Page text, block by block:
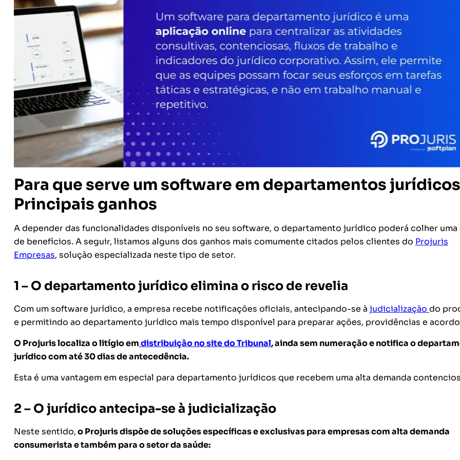
Para que serve um software em departamentos
Principais ganhos
A depender das funcionalidades disponíveis no seu software, o departamento jurídico poderá colher uma
de benefícios. A seguir, listamos alguns dos ganhos mais comumente citados pelos clientes do Projuris
Empresas, solução especializada neste tipo de setor.
1 – O departamento jurídico elimina o risco de revelia
Com um software jurídico, a empresa recebe notificações oficiais, antecipando-se à judicialização do
e permitindo ao departamento jurídico mais tempo disponível para preparar ações, providências e
O Projuris localiza o litígio emdistribuição no site do Tribunal, ainda sem numeração e notifica o
jurídico com até 30 dias de antecedência.
Esta é uma vantagem em especial para departamento jurídicos que recebem uma alta demanda
2 – O jurídico antecipa-se à judicialização
Neste sentido,o Projuris dispõe de soluções específicas e exclusivas para empresas com alta demanda
consumerista e também para o setor da saúde: